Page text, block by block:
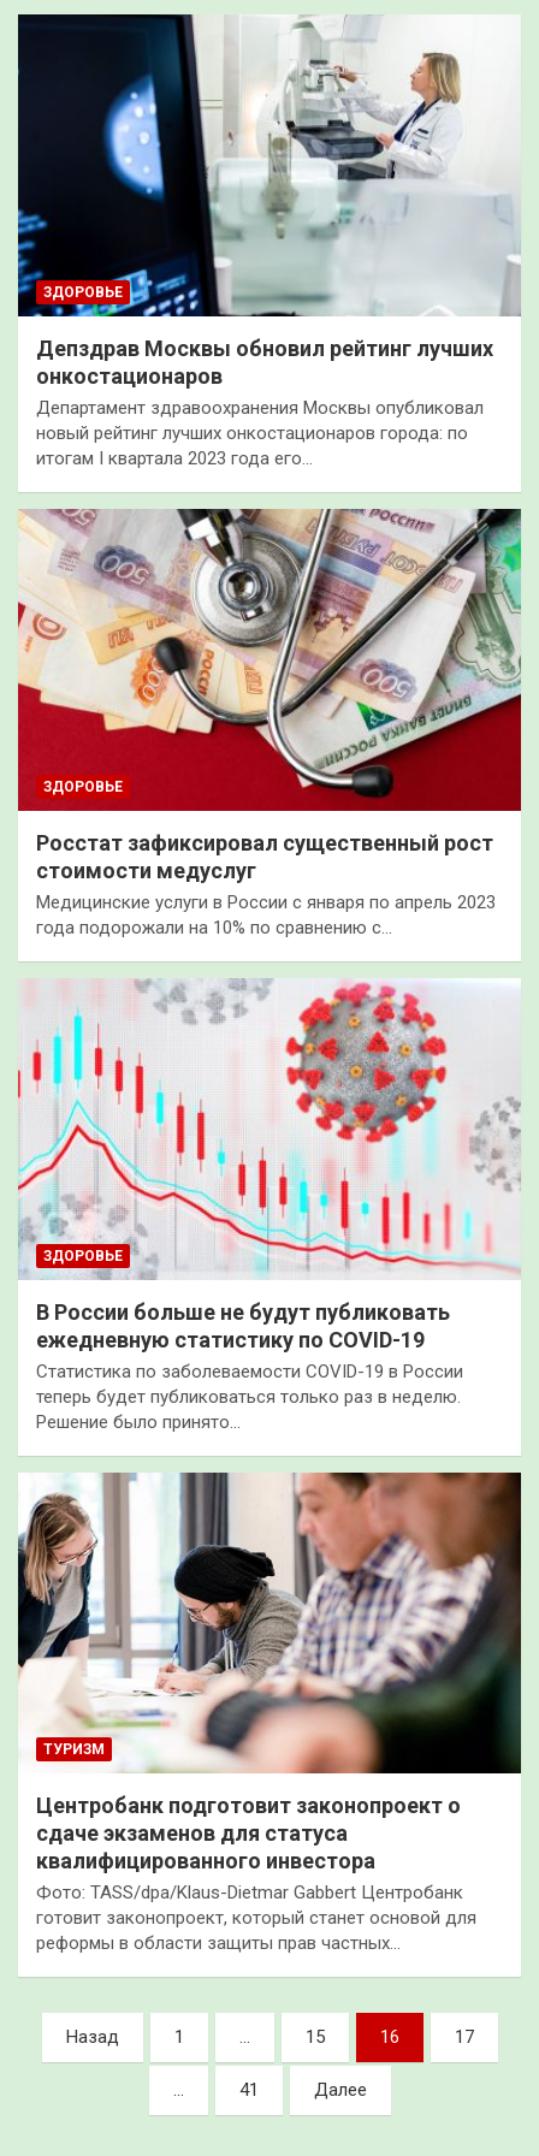
ЗДОРОВЬЕ
Депздрав Москвы обновил рейтинг лучших
онкостационаров
Департамент здравоохранения Москвы опубликовал
новый рейтинг лучших онкостационаров города: по
итогам I квартала 2023 года его…
ЗДОРОВЬЕ
Росстат зафиксировал существенный рост
стоимости медуслуг
Медицинские услуги в России с января по апрель 2023
года подорожали на 10% по сравнению с…
ЗДОРОВЬЕ
В России больше не будут публиковать
ежедневную статистику по COVID-19
Статистика по заболеваемости COVID-19 в России
теперь будет публиковаться только раз в неделю.
Решение было принято…
ТУРИЗМ
Центробанк подготовит законопроект о
сдаче экзаменов для статуса
квалифицированного инвестора
Фото: TASS/dpa/Klaus-Dietmar Gabbert Центробанк
готовит законопроект, который станет основой для
реформы в области защиты прав частных…
Пагинация
записей
Назад 1 … 15 16 17
… 41 Далее